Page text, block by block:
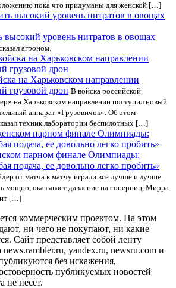
пока что придуманы для женской […]
высокий уровень нитратов в овощах
агроном.
на Харьковском направлении
грузовой дрон В войска российской
на Харьковском направлении поступил новый
аппарат «Грузовичок». Об этом
техник лаборатории беспилотных […]
парном финале Олимпиады:
подача, ее довольно легко пробить»
от матча к матчу играли все лучше и лучше.
мощно, оказывает давление на соперниц, Мирра
[…]
коммерческим проектом. На этом
ни чего не покупают, ни какие
Сайт представляет собой ленту
news.rambler.ru, yandex.ru, newsru.com и
без искажения,
публикуемых новостей
не несёт.